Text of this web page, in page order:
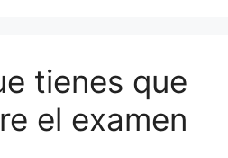
tienes que
el examen